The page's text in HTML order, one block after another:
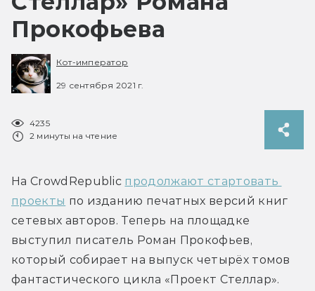
Прокофьева
Кот-император
29 сентября 2021 г.
4235
2 минуты на чтение
На CrowdRepublic продолжают стартовать
проекты по изданию печатных версий книг
сетевых авторов. Теперь на площадке
выступил писатель Роман Прокофьев,
который собирает на выпуск четырёх томов
фантастического цикла «Проект Стеллар».